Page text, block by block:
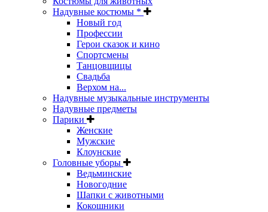
Надувные костюмы *
Новый год
Профессии
Герои сказок и кино
Спортсмены
Танцовщицы
Свадьба
Верхом на...
Надувные музыкальные инструменты
Надувные предметы
Парики
Женские
Мужские
Клоунские
Головные уборы
Ведьминские
Новогодние
Шапки с животными
Кокошники